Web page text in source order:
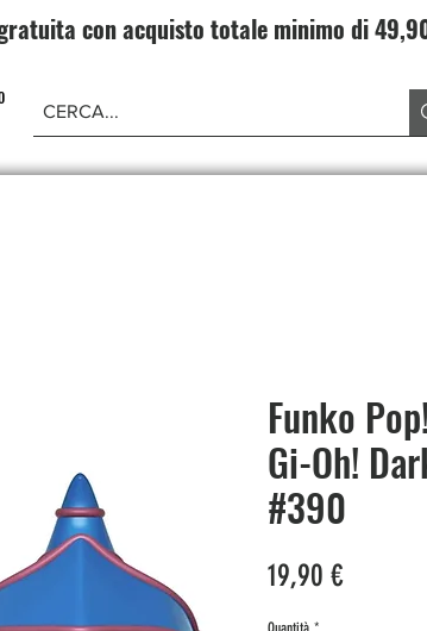
con acquisto totale minimo di
Funko
Gi-Oh!
#390
19,90 €Prezzo